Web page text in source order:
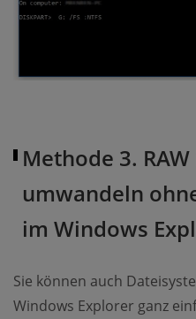
Methode 3. RAW
umwandeln
im Windows
Sie können auch
Windows Explorer ganz